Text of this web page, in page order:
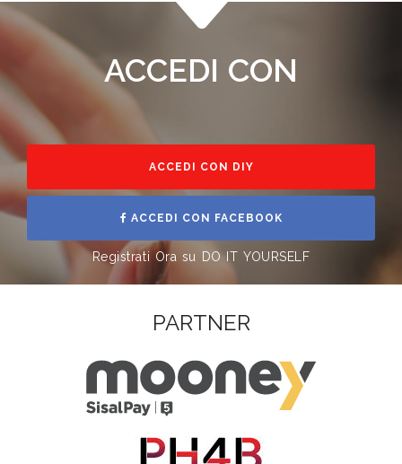
ACCEDI CON
ACCEDI CON DIY
ACCEDI CON FACEBOOK
Registrati Ora su DO IT YOURSELF
PARTNER